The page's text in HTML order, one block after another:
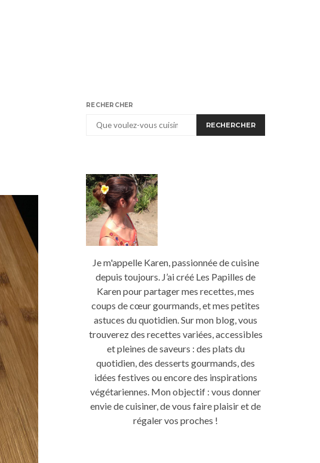
RECHERCHER
RECHERCHER
Je m'appelle Karen, passionnée de cuisine
depuis toujours. J’ai créé Les Papilles de
Karen pour partager mes recettes, mes
coups de cœur gourmands, et mes petites
astuces du quotidien. Sur mon blog, vous
trouverez des recettes variées, accessibles
et pleines de saveurs : des plats du
quotidien, des desserts gourmands, des
idées festives ou encore des inspirations
végétariennes. Mon objectif : vous donner
envie de cuisiner, de vous faire plaisir et de
régaler vos proches !